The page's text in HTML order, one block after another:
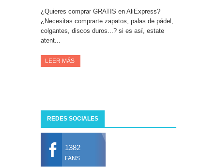
¿Quieres comprar GRATIS en AliExpress?
¿Necesitas comprarte zapatos, palas de pádel,
colgantes, discos duros...? si es así, estate
atent...
LEER MÁS
REDES SOCIALES
1382
FANS